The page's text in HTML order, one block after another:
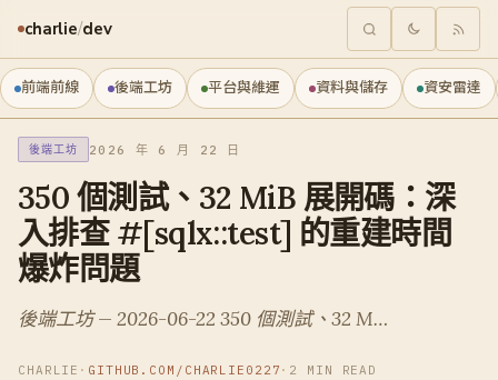
charlie/dev
前端前線 後端工坊 平台與維運 資料與儲存 資安雷達
後端工坊 2026 年 6 月 22 日
350 個測試、32 MiB 展開碼：深
入排查 #[sqlx::test] 的重建時間
爆炸問題
後端工坊 — 2026-06-22 350 個測試、32 M…
CHARLIE · GITHUB.COM/CHARLIE0227 · 2 MIN READ